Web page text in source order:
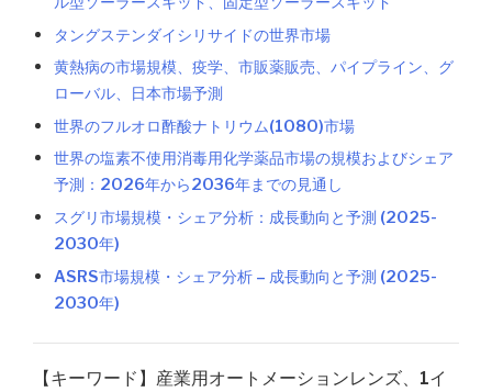
タングステンダイシリサイドの世界市場
黄熱病の市場規模、疫学、市販薬販売、パイプライン、グ
ローバル、日本市場予測
世界のフルオロ酢酸ナトリウム(1080)市場
世界の塩素不使用消毒用化学薬品市場の規模およびシェア
予測：2026年から2036年までの見通し
スグリ市場規模・シェア分析：成長動向と予測 (2025-
2030年)
ASRS市場規模・シェア分析 – 成長動向と予測 (2025-
2030年)
【キーワード】産業用オートメーションレンズ、1イ